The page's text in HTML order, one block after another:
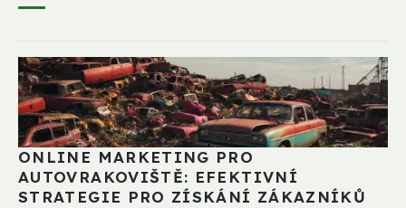
ONLINE MARKETING PRO
AUTOVRAKOVIŠTĚ: EFEKTIVNÍ
STRATEGIE PRO ZÍSKÁNÍ ZÁKAZNÍKŮ